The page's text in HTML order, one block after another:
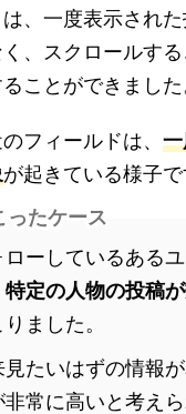
、一度表示され
、スクロールす
ことができました
フィールドは、
が起きている様子で
ったケース
ーしているある
特定の人物の投稿
ました。
たいはずの情報
常に高いと考えら